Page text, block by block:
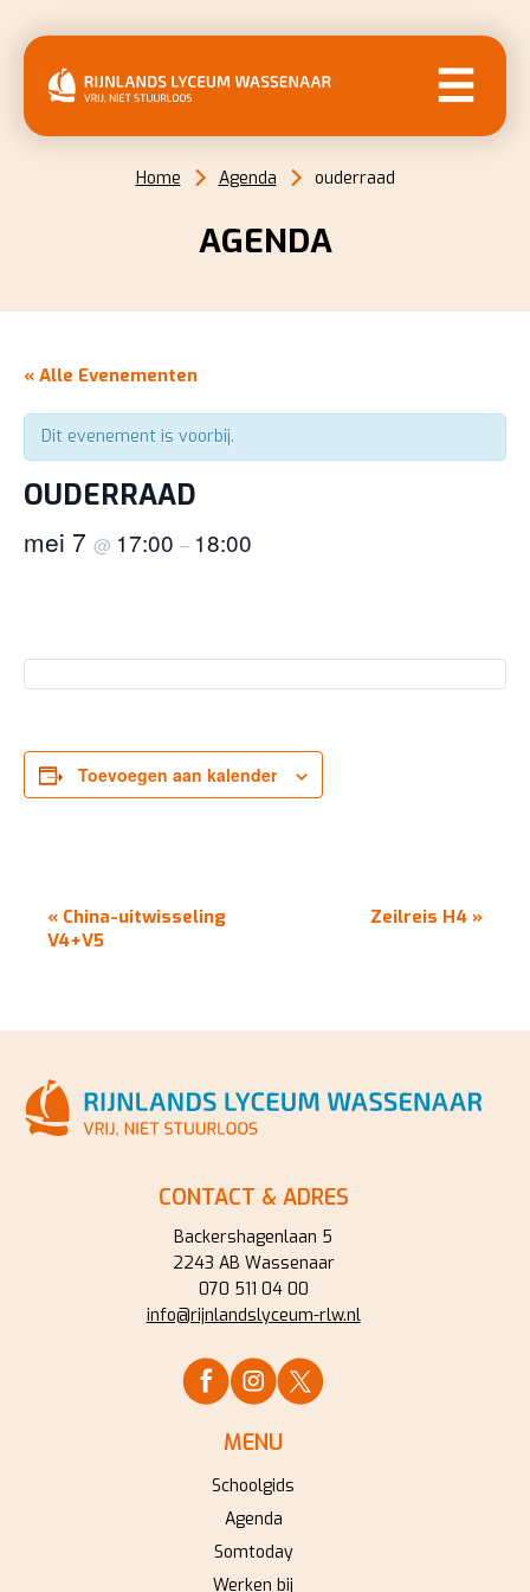
Home Agenda ouderraad
AGENDA
« Alle Evenementen
Dit evenement is voorbij.
OUDERRAAD
mei 7 @ 17:00 – 18:00
Toevoegen aan kalender
EVENEMENT
NAVIGATIE
« China-uitwisseling
V4+V5
Zeilreis H4 »
CONTACT & ADRES
Backershagenlaan 5
2243 AB Wassenaar
070 511 04 00
info@rijnlandslyceum-rlw.nl
MENU
Schoolgids
Agenda
Somtoday
Werken bij